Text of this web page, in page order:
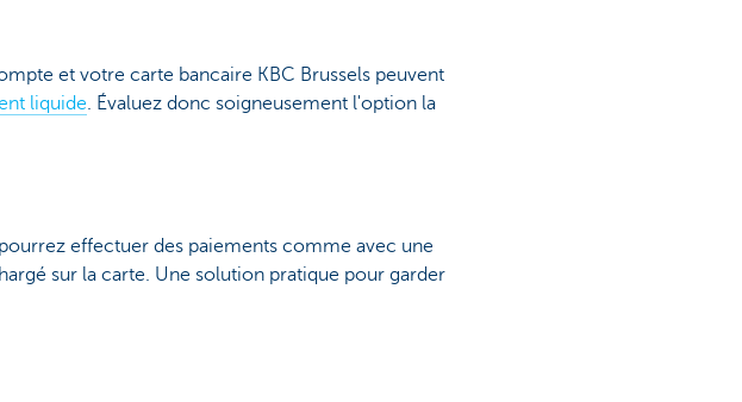
et votre carte bancaire KBC Brussels peuvent
liquide. Évaluez donc soigneusement l'option la
effectuer des paiements comme avec une
sur la carte. Une solution pratique pour garder